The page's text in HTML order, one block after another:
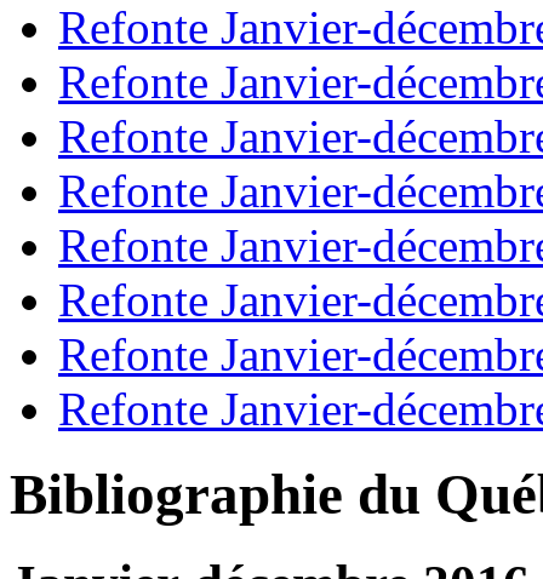
Refonte Janvier-
Refonte Janvier-
Refonte Janvier-
Refonte Janvier-
Refonte Janvier-
Refonte Janvier-
Refonte Janvier-
Refonte Janvier-
Bibliographie du